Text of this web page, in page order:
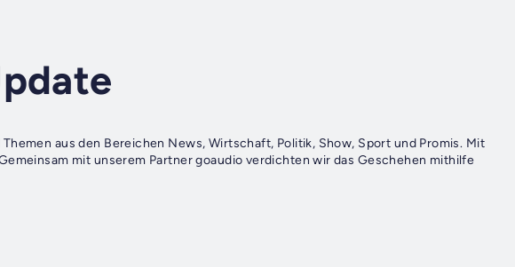
aus den Bereichen News, Wirtschaft, Politik, Show, Sport und Promis. Mit
mit unserem Partner goaudio verdichten wir das Geschehen mithilfe